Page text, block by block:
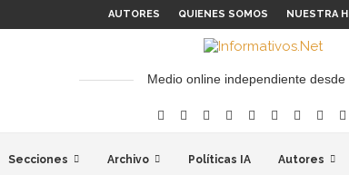
AUTORES QUIENES SOMOS NUESTRA
Medio online independiente desde
Secciones Archivo Políticas IA Autores